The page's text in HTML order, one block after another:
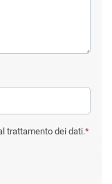
trattamento dei dati.*